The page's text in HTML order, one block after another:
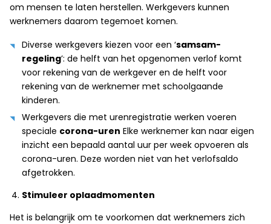
om mensen te laten herstellen. Werkgevers kunnen
werknemers daarom tegemoet komen.
Diverse werkgevers kiezen voor een ‘samsam-
regeling’: de helft van het opgenomen verlof komt
voor rekening van de werkgever en de helft voor
rekening van de werknemer met schoolgaande
kinderen.
Werkgevers die met urenregistratie werken voeren
speciale corona-uren Elke werknemer kan naar eigen
inzicht een bepaald aantal uur per week opvoeren als
corona-uren. Deze worden niet van het verlofsaldo
afgetrokken.
Stimuleer oplaadmomenten
Het is belangrijk om te voorkomen dat werknemers zich